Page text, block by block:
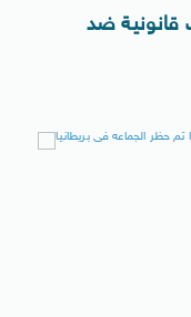
قانونية ضد